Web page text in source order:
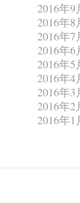
2016年9
2016年8
2016年7
2016年6
2016年5
2016年4
2016年3
2016年2
2016年1